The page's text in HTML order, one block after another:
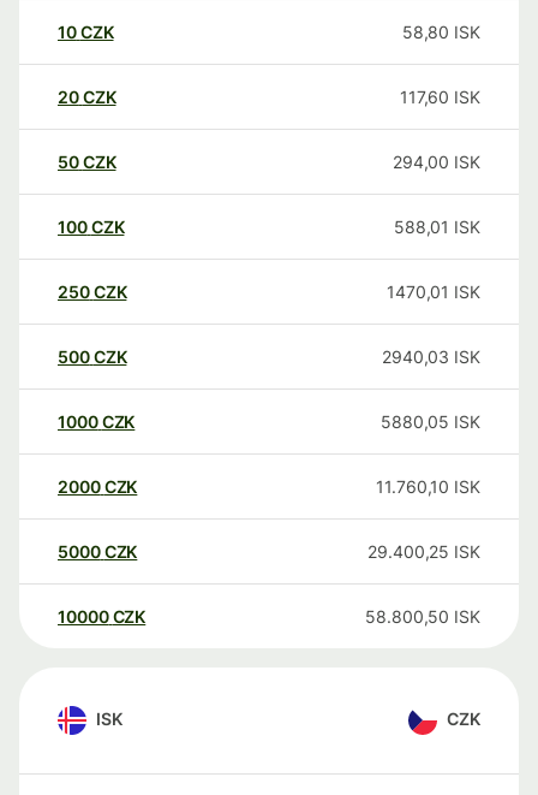
10CZK 58,80 ISK
20CZK 117,60 ISK
50CZK 294,00 ISK
100CZK 588,01 ISK
250CZK 1470,01 ISK
500CZK 2940,03 ISK
1000CZK 5880,05 ISK
2000CZK 11.760,10 ISK
5000CZK 29.400,25 ISK
10000 CZK 58.800,50 ISK
ISK CZK